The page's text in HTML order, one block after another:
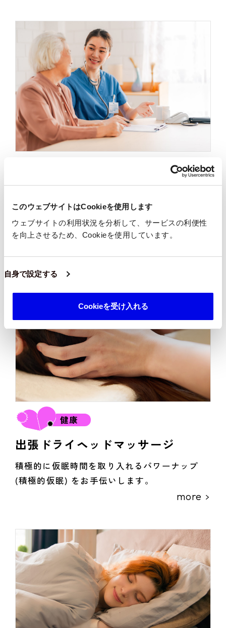
このウェブサイトはCookieを使用します
ウェブサイトの利用状況を分析して、サービスの利便性
を向上させるため、Cookieを使用しています。
自身で設定する
Cookieを受け入れる
護と仕事の両立支援の法人向けサービスです。
健康
出張ドライヘッドマッサージ
積極的に仮眠時間を取り入れるパワーナップ
(積極的仮眠) をお手伝いします。
more